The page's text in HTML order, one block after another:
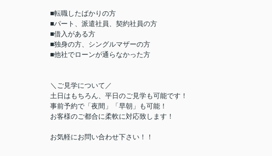
■転職したばかりの方
■パート、派遣社員、契約社員の方
■借入がある方
■独身の方、シングルマザーの方
■他社でローンが通らなかった方
＼ご見学について／
土日はもちろん、平日のご見学も可能です！
事前予約で「夜間」「早朝」も可能！
お客様のご都合に柔軟に対応致します！
お気軽にお問い合わせ下さい！！